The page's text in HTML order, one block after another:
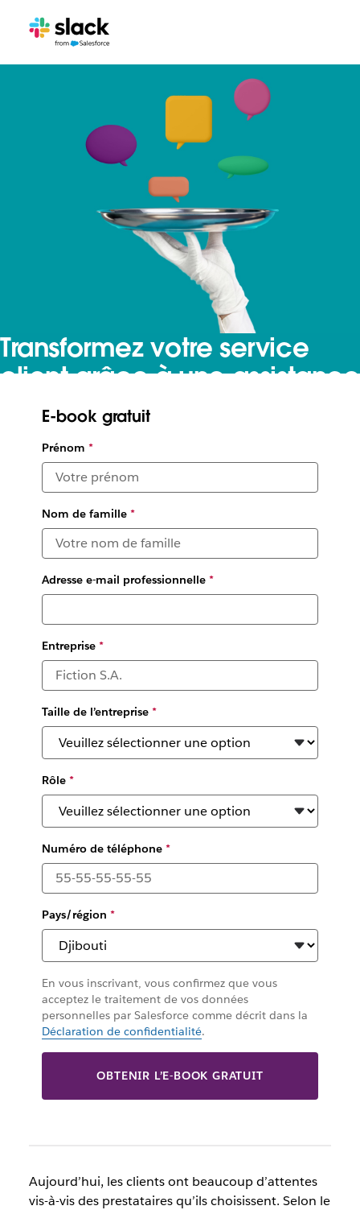
Transformez votre service
client grâce à une assistance
premium en temps réel
Transformez votre service client grâce à une assistance
premium
E-book gratuit
Prénom *
Nom de famille*
Adresse e-mail professionnelle*
Entreprise*
Taille de l’entreprise*
Rôle*
Numéro de téléphone*
Pays/région *
En vous inscrivant, vous confirmez que vous
acceptez le traitement de vos données
personnelles par Salesforce comme décrit dans la
Déclaration de confidentialité.
OBTENIR L’E-BOOK GRATUIT
Aujourd’hui, les clients ont beaucoup d’attentes
vis-à-vis des prestataires qu’ils choisissent. Selon le